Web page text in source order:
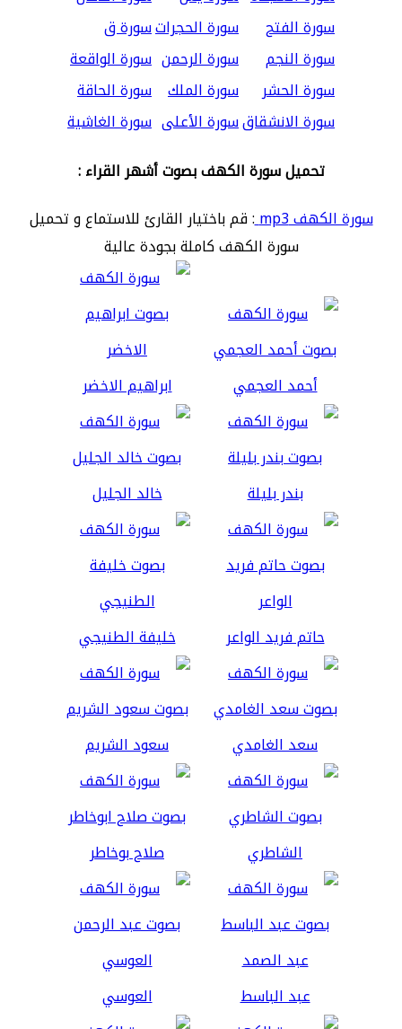
سورة الفتح
سورة الحجراتسورة ق
سورة النجم
سورة الرحمن سورة الواقعة
سورة الحشر
سورة الملك سورة الحاقة
سورة الانشقاقسورة الأعلى سورة الغاشية
تحميل سورة الكهف بصوت أشهر القراء :
سورة الكهف mp3
: قم باختيار القارئ للاستماع و تحميل
سورة الكهف كاملة بجودة عالية
أحمد العجمي ابراهيم الاخضر
بندر بليلة خالد الجليل
حاتم فريد الواعر خليفة الطنيجي
سعد الغامدي سعود الشريم
الشاطري صلاح بوخاطر
عبد الباسط العوسي